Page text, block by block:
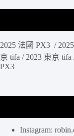
2025 法國 PX3 /
京 tifa / 2023 東京
PX3
Instagram: